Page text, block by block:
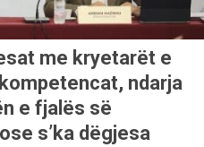
me kryetarët e
ndarja
e fjalës së
s’ka dëgjesa